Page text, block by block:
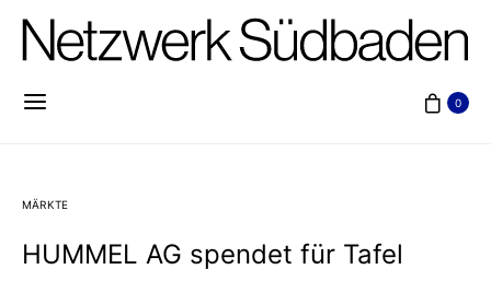
0
MÄRKTE
HUMMEL AG spendet für Tafel